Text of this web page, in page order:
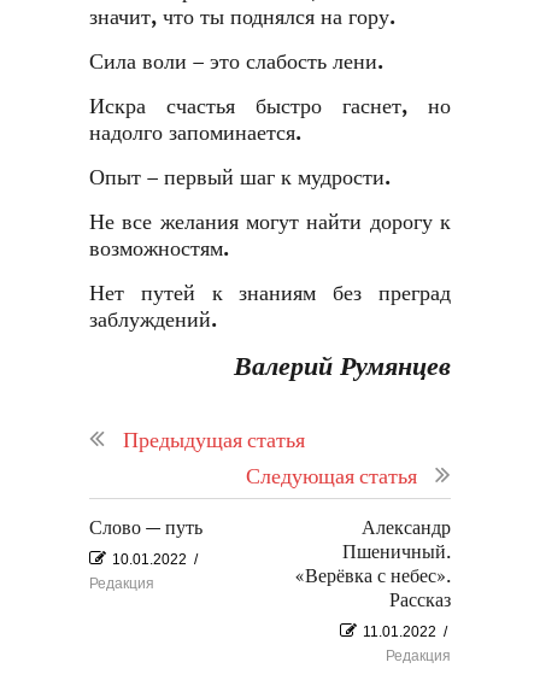
значит, что ты поднялся на гору.
Сила воли – это слабость лени.
Искра счастья быстро гаснет, но
надолго запоминается.
Опыт – первый шаг к мудрости.
Не все желания могут найти дорогу к
возможностям.
Нет путей к знаниям без преград
заблуждений.
Валерий Румянцев
Предыдущая статья
Следующая статья
Слово — путь
10.01.2022 /
Редакция
Александр
Пшеничный.
«Верёвка с небес».
Рассказ
11.01.2022 /
Редакция